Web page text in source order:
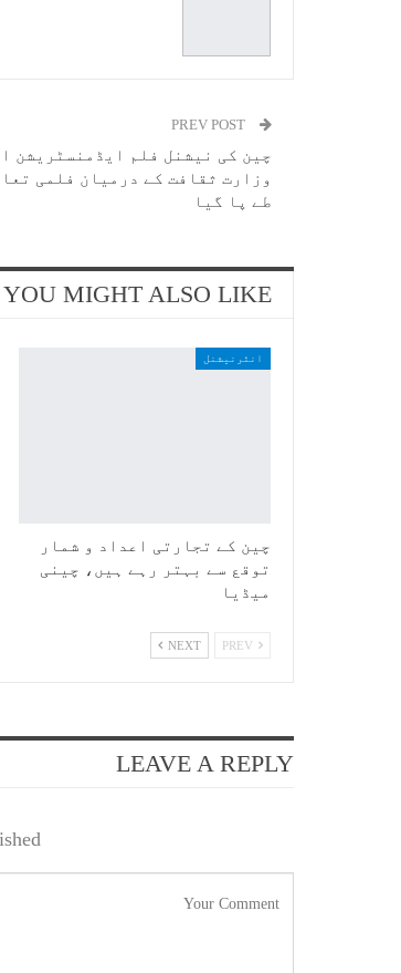
چین کی نیشنل فلم ایڈمنسٹریشن
وزارت ثقافت کے درمیان فلمی
طے پا گیا
YOU MIGHT ALSO LIKE
انٹرنیشنل
چین کے تجارتی اعداد و شمار
توقع سے بہتر رہے ہیں، چینی
میڈیا
NEXT
LEAVE A REPLY